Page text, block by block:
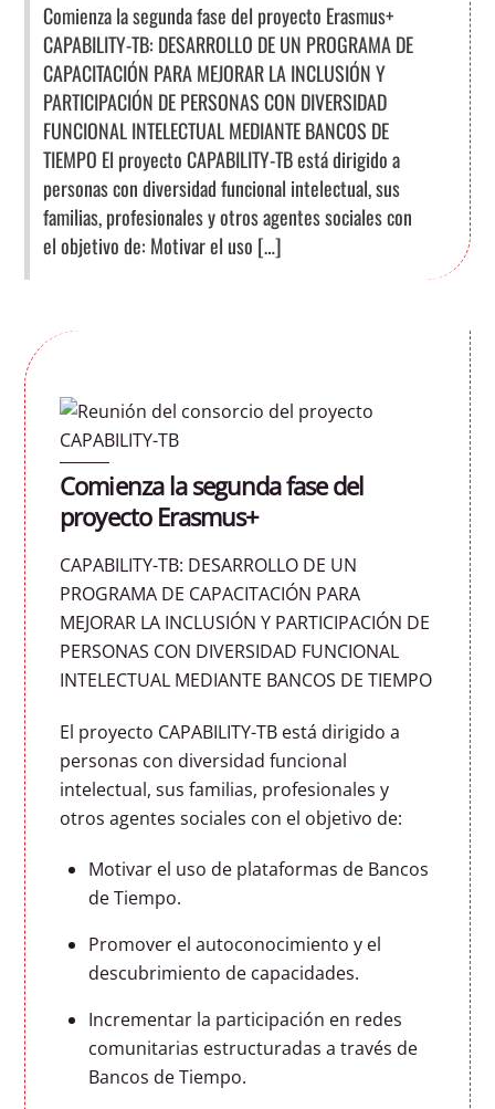
Comienza la segunda fase del proyecto Erasmus+
CAPABILITY-TB: DESARROLLO DE UN PROGRAMA DE
CAPACITACIÓN PARA MEJORAR LA INCLUSIÓN Y
PARTICIPACIÓN DE PERSONAS CON DIVERSIDAD
FUNCIONAL INTELECTUAL MEDIANTE BANCOS DE
TIEMPO El proyecto CAPABILITY-TB está dirigido a
personas con diversidad funcional intelectual, sus
familias, profesionales y otros agentes sociales con
el objetivo de: Motivar el uso […]
Comienza la segunda fase del
proyecto Erasmus+
CAPABILITY-TB: DESARROLLO DE UN
PROGRAMA DE CAPACITACIÓN PARA
MEJORAR LA INCLUSIÓN Y PARTICIPACIÓN DE
PERSONAS CON DIVERSIDAD FUNCIONAL
INTELECTUAL MEDIANTE BANCOS DE TIEMPO
El proyecto CAPABILITY-TB está dirigido a
personas con diversidad funcional
intelectual, sus familias, profesionales y
otros agentes sociales con el objetivo de:
Motivar el uso de plataformas de Bancos
de Tiempo.
Promover el autoconocimiento y el
descubrimiento de capacidades.
Incrementar la participación en redes
comunitarias estructuradas a través de
Bancos de Tiempo.